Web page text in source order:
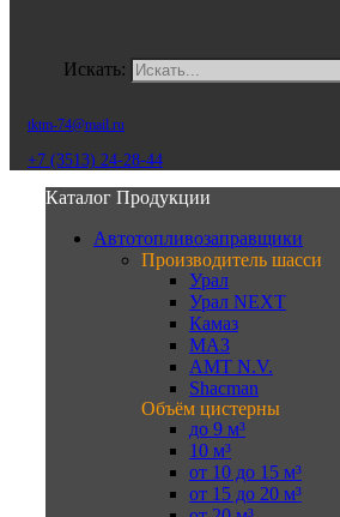
Искать:
tktm-74@mail.ru
+7 (3513) 24-28-44
Каталог Продукции
Автотопливозаправщики
Производитель шасси
Урал
Урал NEXT
Камаз
МАЗ
AMT N.V.
Shacman
Объём цистерны
до 9 м³
10 м³
от 10 до 15 м³
от 15 до 20 м³